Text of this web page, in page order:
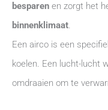
besparen en zorgt het
binnenklimaat.
Een airco is een
koelen. Een lucht-lucht
omdraaien om te